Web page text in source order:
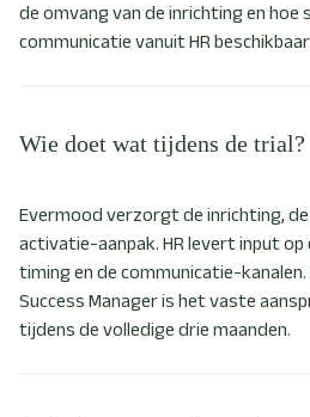
de omvang van de inrichting en hoe
communicatie vanuit HR
Wie doet wat tijdens de trial?
Evermood verzorgt de inrichting,
activatie-aanpak. HR levert input op
timing en de communicatie-kanalen.
Success Manager is het vaste
tijdens de volledige drie maanden.